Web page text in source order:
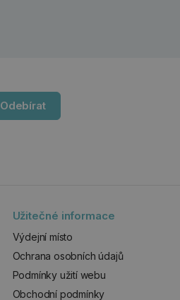
Odebírat
Užitečné informace
Výdejní místo
Ochrana osobních údajů
Podmínky užití webu
Obchodní podmínky